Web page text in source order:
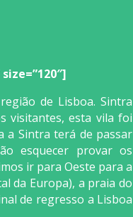
de Lisboa. Sintra
visitantes, esta vila foi
a Sintra terá de passar
esquecer provar os
ir para Oeste para a
da Europa), a praia do
de regresso a Lisboa